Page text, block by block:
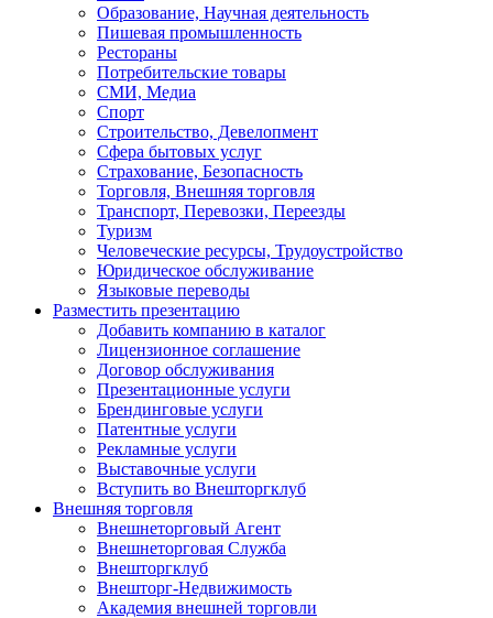
Образование, Научная деятельность
Пишевая промышленность
Рестораны
Потребительские товары
СМИ, Медиа
Спорт
Строительство, Девелопмент
Сфера бытовых услуг
Страхование, Безопасность
Торговля, Внешняя торговля
Транспорт, Перевозки, Переезды
Туризм
Человеческие ресурсы, Трудоустройство
Юридическое обслуживание
Языковые переводы
Разместить презентацию
Добавить компанию в каталог
Лицензионное соглашение
Договор обслуживания
Презентационные услуги
Брендинговые услуги
Патентные услуги
Рекламные услуги
Выставочные услуги
Вступить во Внешторгклуб
Внешняя торговля
Внешнеторговый Агент
Внешнеторговая Служба
Внешторгклуб
Внешторг-Недвижимость
Академия внешней торговли